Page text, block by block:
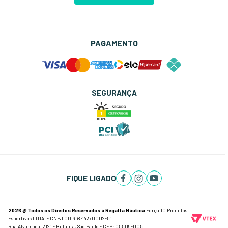
PAGAMENTO
SEGURANÇA
FIQUE LIGADO
2026 @ Todos os Direitos Reservados à Regatta Náutica Força 10 Produtos
Esportivos LTDA. - CNPJ 00.968.443/0002-51
Rua Alvarenga, 2121 - Butantã, São Paulo - CEP: 05509-005